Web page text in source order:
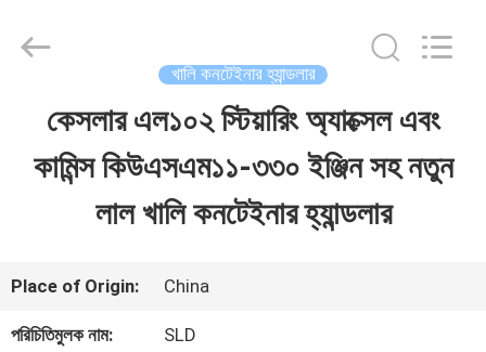
আমাদের
সম্পর্কে
Development
খালি কনটেইনার হ্যান্ডলার
কেসলার এল১০২ স্টিয়ারিং অ্যাক্সেল এবং
কামিন্স কিউএসএম১১-৩৩০ ইঞ্জিন সহ নতুন
লাল খালি কনটেইনার হ্যান্ডলার
Place of Origin: China
পরিচিতিমুলক নাম: SLD